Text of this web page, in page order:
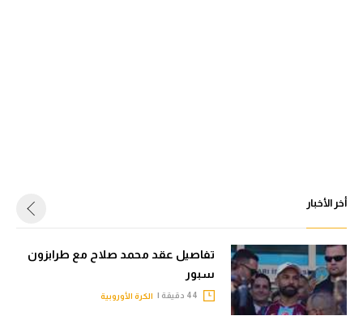
أخر الأخبار
تفاصيل عقد محمد صلاح مع طرابزون
سبور
الكرة الأوروبية